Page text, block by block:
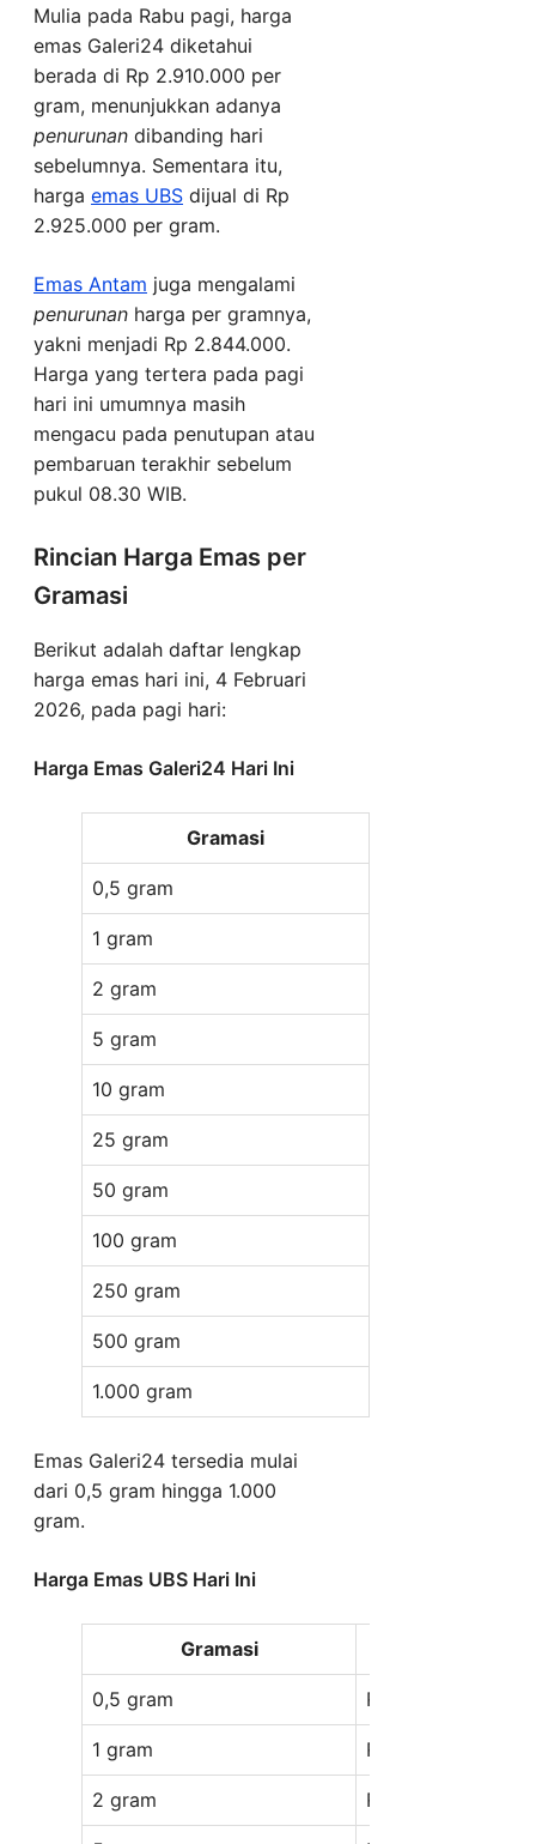
Mulia pada Rabu pagi, harga
emas Galeri24 diketahui
berada di Rp 2.910.000 per
gram, menunjukkan adanya
penurunan dibanding hari
sebelumnya. Sementara itu,
harga emas UBS dijual di Rp
2.925.000 per gram.
Emas Antam juga mengalami
penurunan harga per gramnya,
yakni menjadi Rp 2.844.000.
Harga yang tertera pada pagi
hari ini umumnya masih
mengacu pada penutupan atau
pembaruan terakhir sebelum
pukul 08.30 WIB.
Rincian Harga Emas per
Gramasi
Berikut adalah daftar lengkap
harga emas hari ini, 4 Februari
2026, pada pagi hari:
Harga Emas Galeri24 Hari Ini
Gramasi
0,5 gram
1 gram
2 gram
5 gram
10 gram
25 gram
50 gram
100 gram
250 gram
500 gram
1.000 gram
Emas Galeri24 tersedia mulai
dari 0,5 gram hingga 1.000
gram.
Harga Emas UBS Hari Ini
Gramasi
0,5 gram Rp 1.581.000
1 gram Rp 2.925.000
2 gram Rp 5.804.000